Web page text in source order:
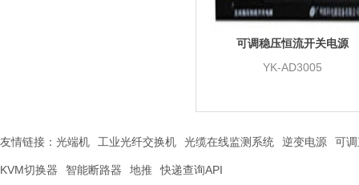
可调稳压恒流开关电源
YK-AD3005
友情链接： 光端机 工业光纤交换机 光缆在线监测系统 逆变电源 可
KVM切换器 智能断路器 地推 快递查询API